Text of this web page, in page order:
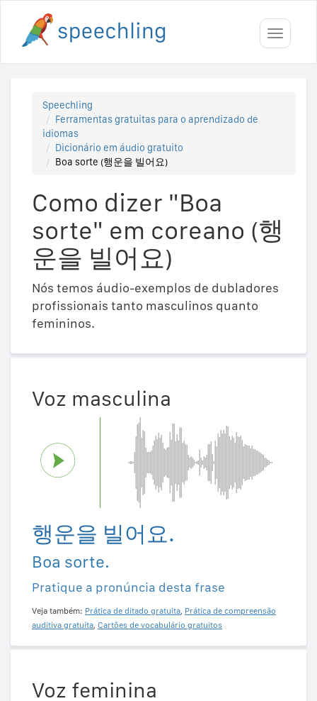
Toggle
Speechling
Ferramentas gratuitas para o aprendizado de
idiomas
Dicionário em áudio gratuito
Boa sorte (행운을 빌어요)
Como dizer "Boa
sorte" em coreano (행
운을 빌어요)
Nós temos áudio-exemplos de dubladores
profissionais tanto masculinos quanto
femininos.
Voz masculina
행운을 빌어요.
Boa sorte.
Pratique a pronúncia desta frase
Veja também: Prática de ditado gratuita, Prática de compreensão
auditiva gratuita, Cartões de vocabulário gratuitos
Voz feminina